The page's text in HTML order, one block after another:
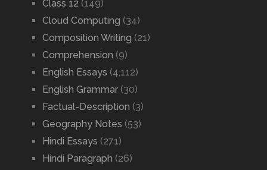
Class 12 (149)
Cloud Computing (34)
Composition Writing (21)
Comprehension (9)
English Essays (4,112)
English Grammar(30)
Factual-Description (3)
Geography Notes (53)
Hindi Essays (271)
Hindi Paragraph (26)